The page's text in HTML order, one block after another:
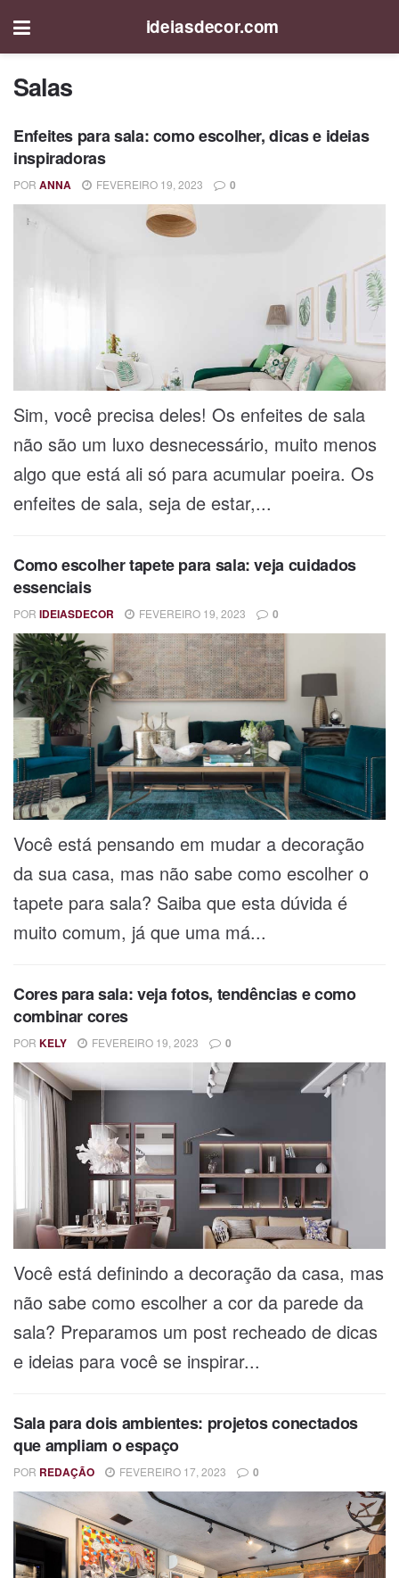
ideiasdecor.com
Salas
Enfeites para sala: como escolher, dicas e ideias
inspiradoras
POR ANNA FEVEREIRO 19, 2023 0
Sim, você precisa deles! Os enfeites de sala
não são um luxo desnecessário, muito menos
algo que está ali só para acumular poeira. Os
enfeites de sala, seja de estar,...
Como escolher tapete para sala: veja cuidados
essenciais
POR IDEIASDECOR FEVEREIRO 19, 2023 0
Você está pensando em mudar a decoração
da sua casa, mas não sabe como escolher o
tapete para sala? Saiba que esta dúvida é
muito comum, já que uma má...
Cores para sala: veja fotos, tendências e como
combinar cores
POR KELY FEVEREIRO 19, 2023 0
Você está definindo a decoração da casa, mas
não sabe como escolher a cor da parede da
sala? Preparamos um post recheado de dicas
e ideias para você se inspirar...
Sala para dois ambientes: projetos conectados
que ampliam o espaço
POR REDAÇÃO FEVEREIRO 17, 2023 0